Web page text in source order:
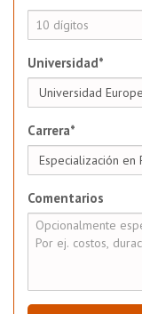
Universidad*
Carrera*
Comentarios